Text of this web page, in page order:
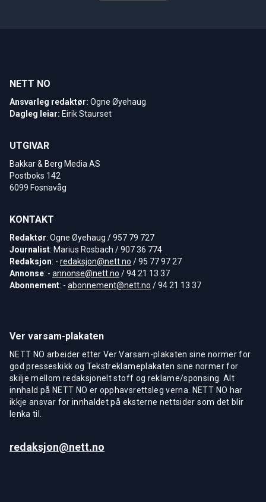
NETT NO
Ansvarleg redaktør: Ogne Øyehaug
Dagleg leiar: Eirik Staurset
UTGIVAR
Bakkar & Berg Media AS
Postboks 142
6099 Fosnavåg
KONTAKT
Redaktør: Ogne Øyehaug / 957 79 727
Journalist: Marius Rosbach / 907 36 774
Redaksjon: - redaksjon@nett.no / 95 77 97 27
Annonse: - annonse@nett.no / 94 21 13 37
Abonnement: - abonnement@nett.no / 94 21 13 37
Ver varsam-plakaten
NETT NO arbeider etter Ver Varsam-plakaten sine normer for
god presseskikk og Tekstreklameplakaten sine normer for
skilje mellom redaksjonelt stoff og reklame/sponsing. Alt
innhald på NETT NO er opphavsrettsleg verna. NETT NO har
ikkje ansvar for innhaldet på eksterne nettsider som det blir
lenka til.
redaksjon@nett.no